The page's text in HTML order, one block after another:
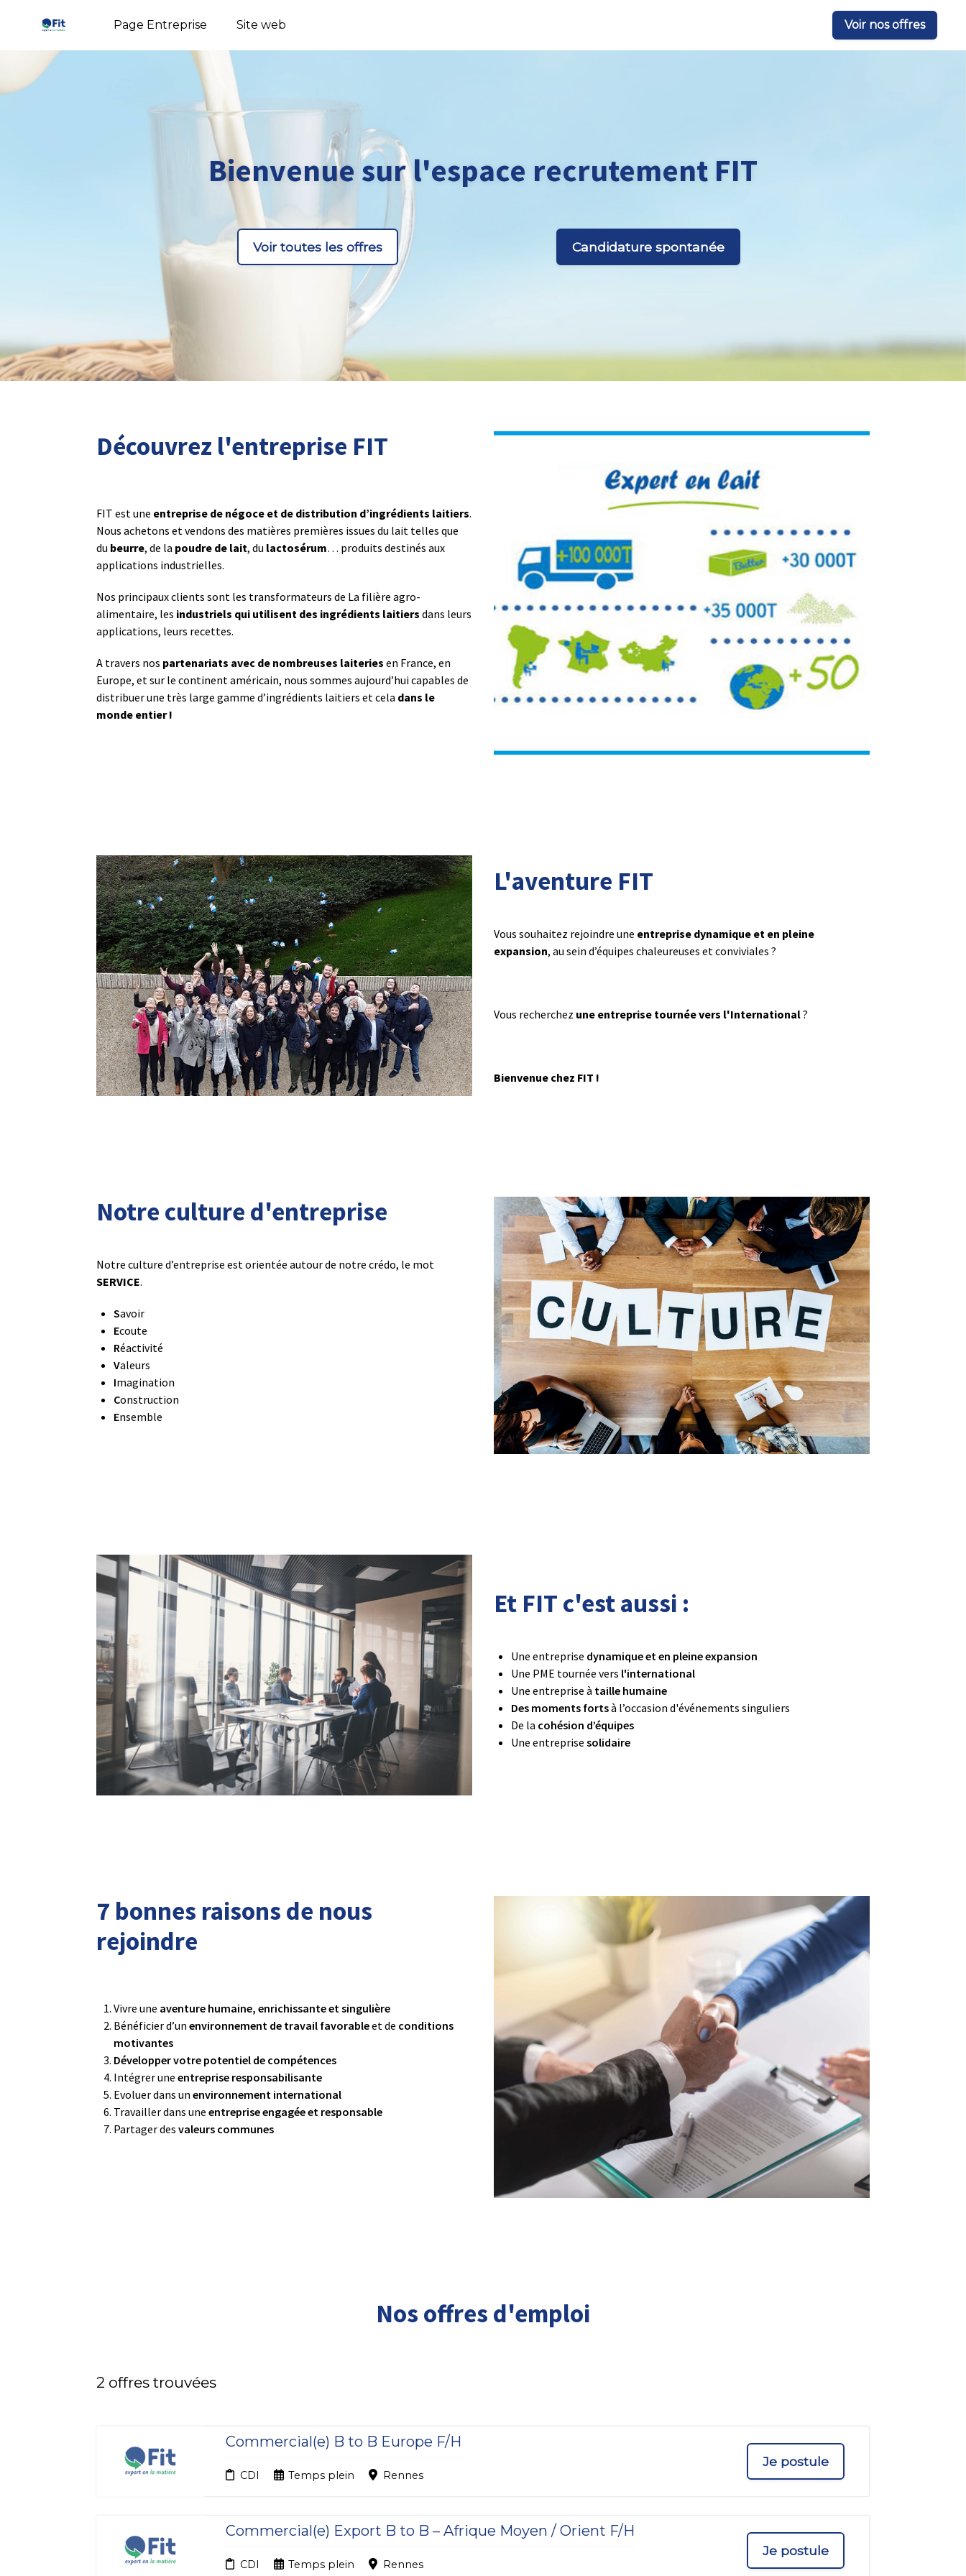
Page Entreprise Site web Voir nos offres
Bienvenue sur l'espace recrutement FIT
Voir toutes les offres Candidature spontanée
Découvrez l'entreprise FIT
FIT est une entreprise de négoce et de distribution d’ingrédients laitiers.
Nous achetons et vendons des matières premières issues du lait telles que
du beurre, de la poudre de lait, du lactosérum… produits destinés aux
applications industrielles.
Nos principaux clients sont les transformateurs de La filière agro-
alimentaire, les industriels qui utilisent des ingrédients laitiers dans leurs
applications, leurs recettes.
A travers nos partenariats avec de nombreuses laiteries en France, en
Europe, et sur le continent américain, nous sommes aujourd’hui capables de
distribuer une très large gamme d’ingrédients laitiers et cela dans le
monde entier !
L'aventure FIT
Vous souhaitez rejoindre une entreprise dynamique et en pleine
expansion, au sein d’équipes chaleureuses et conviviales ?
Vous recherchez une entreprise tournée vers l'International?
Bienvenue chez FIT !
Notre culture d'entreprise
Notre culture d’entreprise est orientée autour de notre crédo, le mot
SERVICE.
Savoir
Ecoute
Réactivité
Valeurs
Imagination
Construction
Ensemble
Et FIT c'est aussi :
Une entreprise dynamique et en pleine expansion
Une PME tournée vers l'international
Une entreprise à taille humaine
Des moments fortsà l’occasion d'événements singuliers
De la cohésion d’équipes
Une entreprise solidaire
7 bonnes raisons de nous
rejoindre
Vivre une aventure humaine, enrichissante et singulière
Bénéficier d’unenvironnement de travail favorableet de conditions
motivantes
Développer votre potentiel de compétences
Intégrer uneentreprise responsabilisante
Evoluer dans unenvironnement international
Travailler dans uneentreprise engagée et responsable
Partager desvaleurs communes
Nos offres d'emploi
2 offres trouvées
Commercial(e) B to B Europe F/H
CDI Temps plein Rennes
Je postule
Commercial(e) Export B to B – Afrique Moyen / Orient F/H
CDI Temps plein Rennes
Je postule